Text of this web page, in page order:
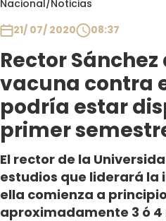
Nacional/Noticias
21/ 07/ 2020
08:37
Rector
vacuna contra
podría estar
primer
El rector de la
estudios que liderará la
ella comienza a
aproximadamente 3 ó
Club De La Comedia
Contigo en Directo
Plan Perfecto
El Tiempo
Sabingo
Todos Los Programas